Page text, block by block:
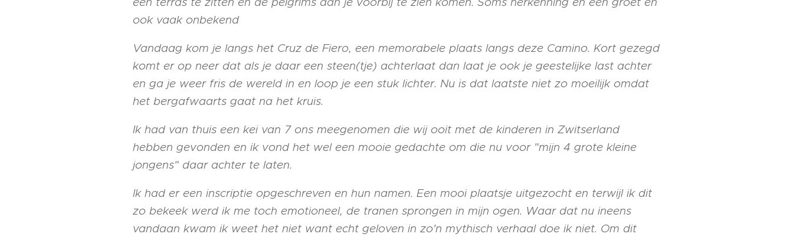
ook vaak onbekend
Vandaag kom je langs het Cruz de Fiero, een memorabele plaats langs deze Camino. Kort gezegd
komt er op neer dat als je daar een steen(tje) achterlaat dan laat je ook je geestelijke last achter
en ga je weer fris de wereld in en loop je een stuk lichter. Nu is dat laatste niet zo moeilijk omdat
het bergafwaarts gaat na het kruis.
Ik had van thuis een kei van 7 ons meegenomen die wij ooit met de kinderen in Zwitserland
hebben gevonden en ik vond het wel een mooie gedachte om die nu voor "mijn 4 grote kleine
jongens" daar achter te laten.
Ik had er een inscriptie opgeschreven en hun namen. Een mooi plaatsje uitgezocht en terwijl ik dit
zo bekeek werd ik me toch emotioneel, de tranen sprongen in mijn ogen. Waar dat nu ineens
vandaan kwam ik weet het niet want echt geloven in zo'n mythisch verhaal doe ik niet. Om dit